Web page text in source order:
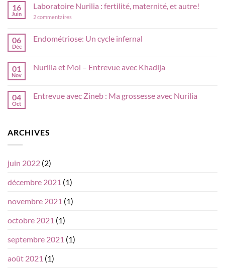
Produits
Nurilia:
votre
16
Juin
Laboratoire Nurilia : fertilité, maternité, et autre!
2 commentaires
fertilité,
06
Déc
Endométriose: Un cycle infernal
Endométriose:
01
Nov
Nurilia et Moi – Entrevue avec Khadija
Nurilia
avec
Khadija
04
Oct
Entrevue avec Zineb : Ma grossesse avec Nurilia
avec
avec
ARCHIVES
juin 2022 (2)
décembre 2021 (1)
novembre 2021 (1)
octobre 2021 (1)
septembre 2021 (1)
août 2021 (1)